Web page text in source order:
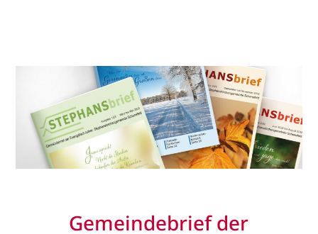
Gemeindebrief der